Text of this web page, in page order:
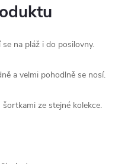
na pláž i do posilovny.
a velmi pohodlně se nosí.
ze stejné kolekce.